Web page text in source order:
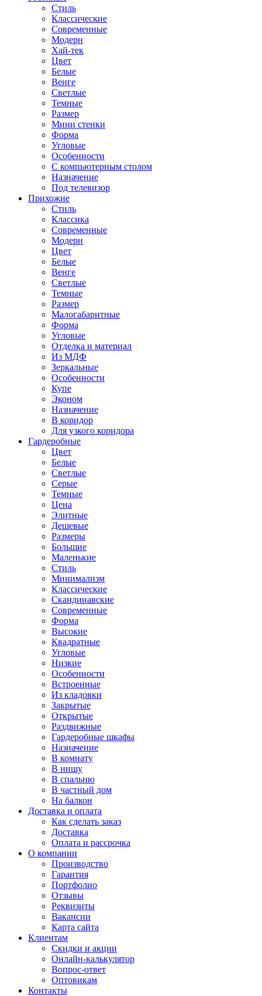
Стиль
Классические
Современные
Модерн
Хай-тек
Цвет
Белые
Венге
Светлые
Темные
Размер
Мини стенки
Форма
Угловые
Особенности
С компьютерным столом
Назначение
Под телевизор
Прихожие
Стиль
Классика
Современные
Модерн
Цвет
Белые
Венге
Светлые
Темные
Размер
Малогабаритные
Форма
Угловые
Отделка и материал
Из МДФ
Зеркальные
Особенности
Купе
Эконом
Назначение
В коридор
Для узкого коридора
Гардеробные
Цвет
Белые
Светлые
Серые
Темные
Цена
Элитные
Дешевые
Размеры
Большие
Маленькие
Стиль
Минимализм
Классические
Скандинавские
Современные
Форма
Высокие
Квадратные
Угловые
Низкие
Особенности
Встроенные
Из кладовки
Закрытые
Открытые
Раздвижные
Гардеробные шкафы
Назначение
В комнату
В нишу
В спальню
В частный дом
На балкон
Доставка и оплата
Как сделать заказ
Доставка
Оплата и рассрочка
О компании
Производство
Гарантия
Портфолио
Отзывы
Реквизиты
Вакансии
Карта сайта
Клиентам
Скидки и акции
Онлайн-калькулятор
Вопрос-ответ
Оптовикам
Контакты